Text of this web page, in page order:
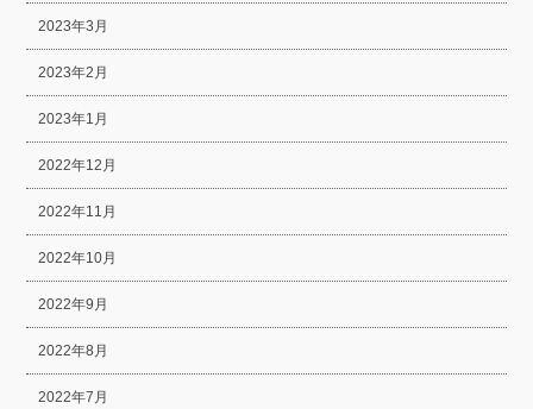
2023年3月
2023年2月
2023年1月
2022年12月
2022年11月
2022年10月
2022年9月
2022年8月
2022年7月